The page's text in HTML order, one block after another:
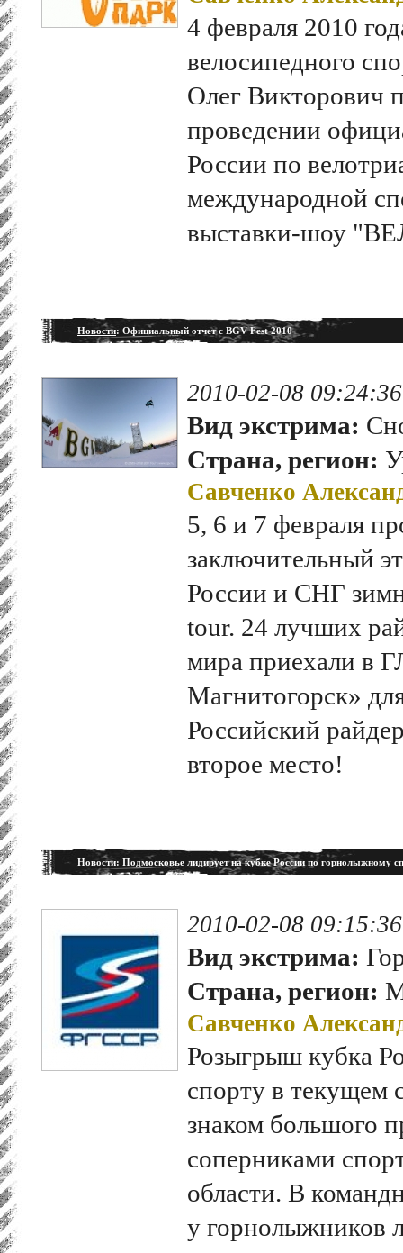
4 февраля 2010
велосипедного
Олег Викторович
проведении
России по
международной
выставки-шоу
Новости: Официальный отчет с BGV Fest 2010
2010-02-08 09:24:36
Вид экстрима:
Страна, регион:
Савченко
5, 6 и 7 февраля
заключительный
России и СНГ
tour. 24 лучших
мира приехали в
Магнитогорск»
Российский
второе место!
Новости: Подмосковье лидирует на кубке России по горнолыжному
2010-02-08 09:15:36
Вид экстрима:
Страна, регион:
Савченко
Розыгрыш кубка
спорту в текущем
знаком большого
соперниками
области. В
у горнолыжников